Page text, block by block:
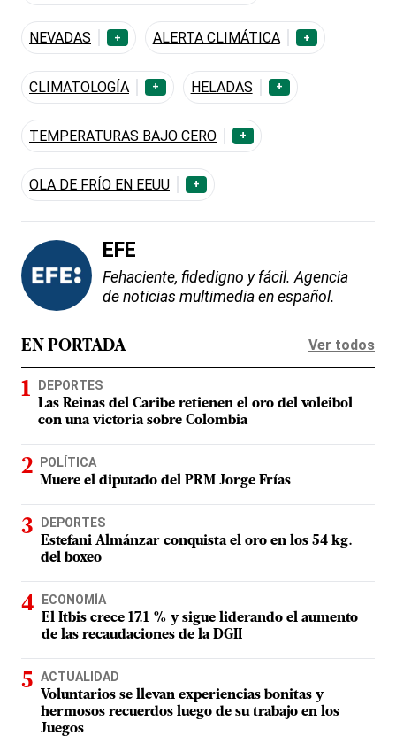
NEVADAS + ALERTA CLIMÁTICA +
CLIMATOLOGÍA + HELADAS +
TEMPERATURAS BAJO CERO +
OLA DE FRÍO EN EEUU +
EFE
Fehaciente, fidedigno y fácil. Agencia
de noticias multimedia en español.
EN PORTADA Ver todos
DEPORTES
Las Reinas del Caribe retienen el oro del voleibol
con una victoria sobre Colombia
POLÍTICA
Muere el diputado del PRM Jorge Frías
DEPORTES
Estefani Almánzar conquista el oro en los 54 kg.
del boxeo
ECONOMÍA
El Itbis crece 17.1 % y sigue liderando el aumento
de las recaudaciones de la DGII
ACTUALIDAD
Voluntarios se llevan experiencias bonitas y
hermosos recuerdos luego de su trabajo en los
Juegos